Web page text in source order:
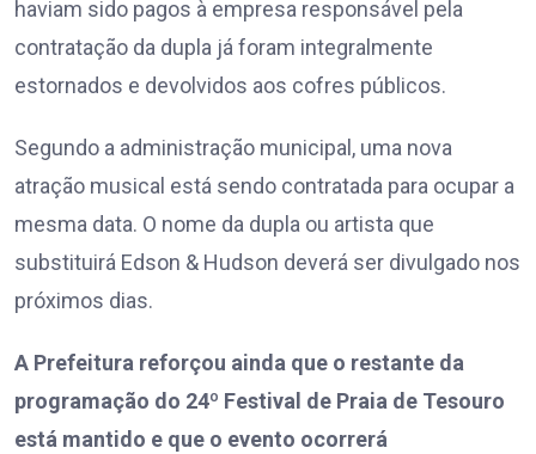
haviam sido pagos à empresa responsável pela
contratação da dupla já foram integralmente
estornados e devolvidos aos cofres públicos.
Segundo a administração municipal, uma nova
atração musical está sendo contratada para ocupar a
mesma data. O nome da dupla ou artista que
substituirá Edson & Hudson deverá ser divulgado nos
próximos dias.
A Prefeitura reforçou ainda que o restante da
programação do 24º Festival de Praia de Tesouro
está mantido e que o evento ocorrerá